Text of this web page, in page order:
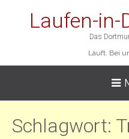
Laufen-in-
Das
Läuft. Bei
Schlagwort: